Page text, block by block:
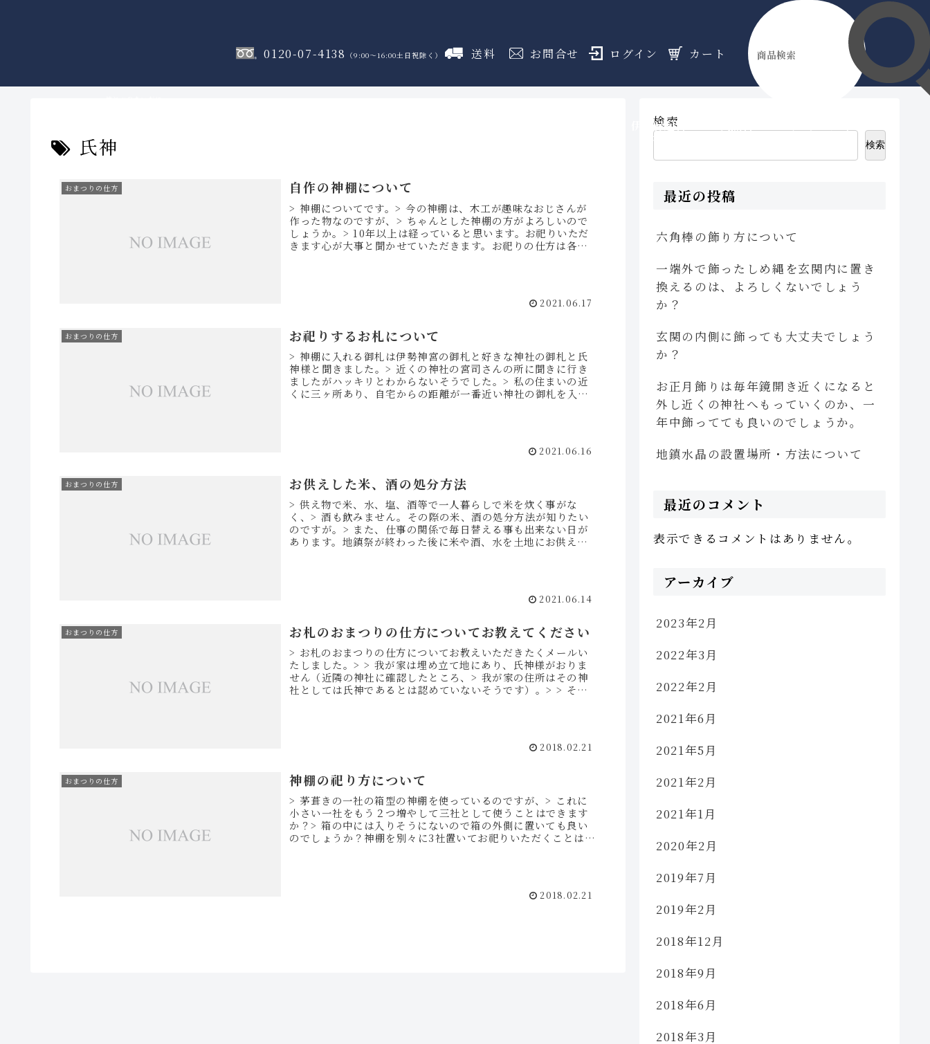
0120-07-4138 （9:00～16:00土日祝除く） 送料 お問合せ ログイン カート
伊勢縁起物
のフロア
氏神
おまつりの仕方 自作の神棚について
> 神棚についてです。> 今の神棚は、木工が趣味なおじさんが
作った物なのですが、> ちゃんとした神棚の方がよろしいので
しょうか。> 10年以上は経っていると思います。お祀りいただ
きます心が大事と聞かせていただきます。お祀りの仕方は各家
2021.06.17
おまつりの仕方 お祀りするお札について
> 神棚に入れる御札は伊勢神宮の御札と好きな神社の御札と氏
神様と聞きました。> 近くの神社の宮司さんの所に聞きに行き
ましたがハッキリとわからないそうでした。> 私の住まいの近
くに三ヶ所あり、自宅からの距離が一番近い神社の御札を入れ
2021.06.16
おまつりの仕方 お供えした米、酒の処分方法
> 供え物で米、水、塩、酒等で一人暮らしで米を炊く事がな
く、> 酒も飲みません。その際の米、酒の処分方法が知りたい
のですが。> また、仕事の関係で毎日替える事も出来ない日が
あります。地鎮祭が終わった後に米や酒、水を土地にお供えす
2021.06.14
おまつりの仕方 お札のおまつりの仕方についてお教えてください
> お札のおまつりの仕方についてお教えいただきたくメールい
たしました。> > 我が家は埋め立て地にあり、氏神様がおりま
せん（近隣の神社に確認したところ、> 我が家の住所はその神
社としては氏神であるとは認めていないそうです）。> > そこ
2018.02.21
おまつりの仕方 神棚の祀り方について
> 茅葺きの一社の箱型の神棚を使っているのですが、> これに
小さい一社をもう２つ増やして三社として使うことはできます
か？> 箱の中には入りそうにないので箱の外側に置いても良い
のでしょうか？神棚を別々に3社置いてお祀りいただくことは良
2018.02.21
検索
検索
最近の投稿
六角棒の飾り方について
一端外で飾ったしめ縄を玄関内に置き
換えるのは、よろしくないでしょう
か？
玄関の内側に飾っても大丈夫でしょう
か？
お正月飾りは毎年鏡開き近くになると
外し近くの神社へもっていくのか、一
年中飾ってても良いのでしょうか。
地鎮水晶の設置場所・方法について
最近のコメント
表示できるコメントはありません。
アーカイブ
2023年2月
2022年3月
2022年2月
2021年6月
2021年5月
2021年2月
2021年1月
2020年2月
2019年7月
2019年2月
2018年12月
2018年9月
2018年6月
2018年3月